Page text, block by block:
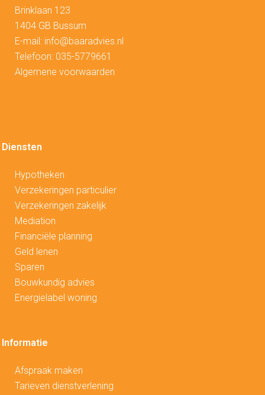
Brinklaan 123
1404 GB Bussum
E-mail: info@baaradvies.nl
Telefoon: 035-5779661
Algemene voorwaarden
Diensten
Hypotheken
Verzekeringen particulier
Verzekeringen zakelijk
Mediation
Financiële planning
Geld lenen
Sparen
Bouwkundig advies
Energielabel woning
Informatie
Afspraak maken
Tarieven dienstverlening